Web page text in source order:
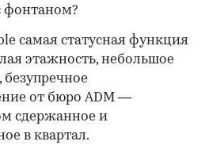
фонтаном?
самая статусная функция
этажность, небольшое
безупречное
от бюро ADM —
сдержанное и
в квартал.